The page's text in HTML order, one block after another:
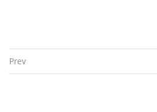
Prev